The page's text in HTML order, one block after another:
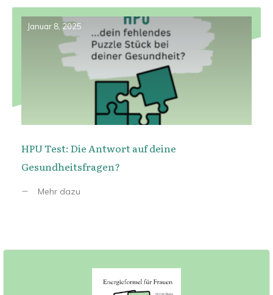
Januar 8, 2025
HPU Test: Die Antwort auf deine
Gesundheitsfragen?
Mehr dazu